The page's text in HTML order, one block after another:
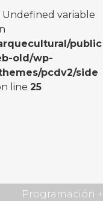
Undefined variable
public
old/wp-
pcdv2/side
line25
Programación +